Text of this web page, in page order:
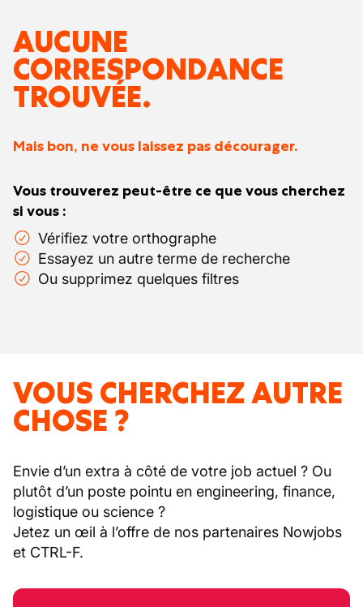
AUCUNE
CORRESPONDANCE
TROUVÉE.
Mais bon, ne vous laissez pas décourager.
Vous trouverez peut-être ce que vous cherchez
si vous :
Vérifiez votre orthographe
Essayez un autre terme de recherche
Ou supprimez quelques filtres
VOUS CHERCHEZ AUTRE
CHOSE ?
Envie d’un extra à côté de votre job actuel ? Ou
plutôt d’un poste pointu en engineering, finance,
logistique ou science ?
Jetez un œil à l’offre de nos partenaires Nowjobs
et CTRL-F.